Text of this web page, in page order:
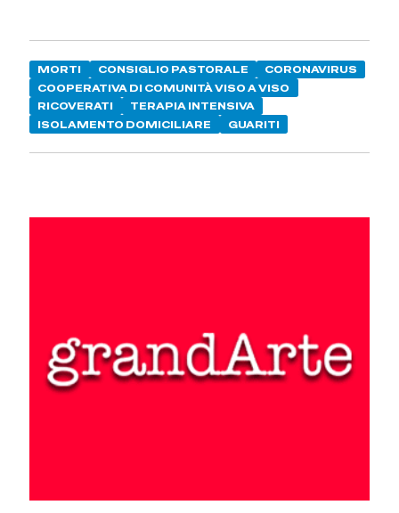
MORTI CONSIGLIO PASTORALE
CORONAVIRUS
COOPERATIVA DI COMUNITÀ VISO A VISO
RICOVERATI
TERAPIA INTENSIVA
ISOLAMENTO DOMICILIARE
GUARITI